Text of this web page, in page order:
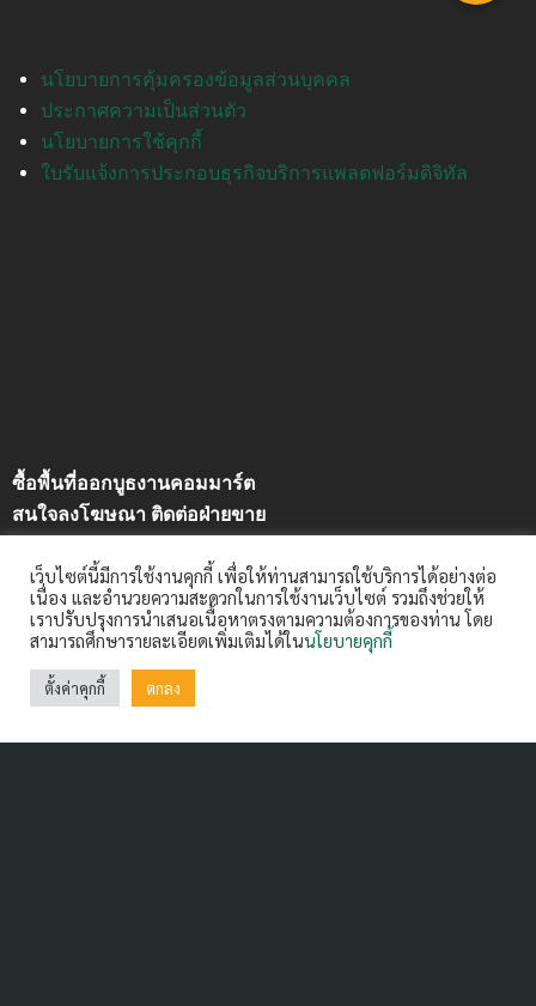
นโยบายการคุ้มครองข้อมูลส่วนบุคคล
ประกาศความเป็นส่วนตัว
นโยบายการใช้คุกกี้
ใบรับแจ้งการประกอบธุรกิจบริการแพลตฟอร์มดิจิทัล
ซื้อพื้นที่ออกบูธงานคอมมาร์ต
สนใจลงโฆษณา ติดต่อฝ่ายขาย
คุณวันวิสาข์ คำหอมรื่น (แนน)
08-1668-2221 email : wanvisak@arip.co.th
ฝากข่าวประชาสัมพันธ์
Contact us:ctm@arip.co.th
เว็บไซต์นี้มีการใช้งานคุกกี้ เพื่อให้ท่านสามารถใช้บริการได้อย่างต่อ
เนื่อง และอำนวยความสะดวกในการใช้งานเว็บไซต์ รวมถึงช่วยให้
เราปรับปรุงการนำเสนอเนื้อหาตรงตามความต้องการของท่าน โดย
สามารถศึกษารายละเอียดเพิ่มเติมได้ในนโยบายคุกกี้
ตั้งค่าคุกกี้ ตกลง